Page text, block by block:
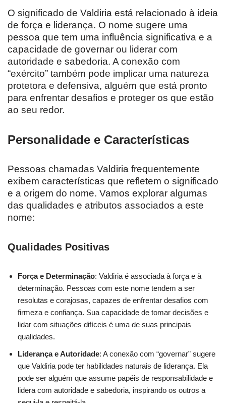
O significado de Valdiria está relacionado à ideia
de força e liderança. O nome sugere uma
pessoa que tem uma influência significativa e a
capacidade de governar ou liderar com
autoridade e sabedoria. A conexão com
“exército” também pode implicar uma natureza
protetora e defensiva, alguém que está pronto
para enfrentar desafios e proteger os que estão
ao seu redor.
Personalidade e Características
Pessoas chamadas Valdiria frequentemente
exibem características que refletem o significado
e a origem do nome. Vamos explorar algumas
das qualidades e atributos associados a este
nome:
Qualidades Positivas
Força e Determinação: Valdiria é associada à força e à
determinação. Pessoas com este nome tendem a ser
resolutas e corajosas, capazes de enfrentar desafios com
firmeza e confiança. Sua capacidade de tomar decisões e
lidar com situações difíceis é uma de suas principais
qualidades.
Liderança e Autoridade: A conexão com “governar” sugere
que Valdiria pode ter habilidades naturais de liderança. Ela
pode ser alguém que assume papéis de responsabilidade e
lidera com autoridade e sabedoria, inspirando os outros a